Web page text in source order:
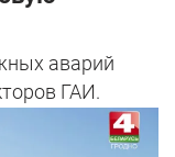
аварий
ГАИ.